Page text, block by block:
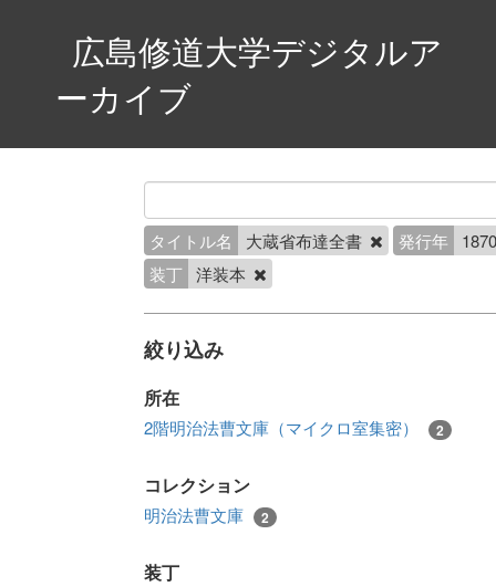
広島修道大学デジタルア
ーカイブ
タイトル名 大蔵省布達全書 発行年
装丁 洋装本
絞り込み
所在
2階明治法曹文庫（マイクロ室集密） 2
コレクション
明治法曹文庫 2
装丁